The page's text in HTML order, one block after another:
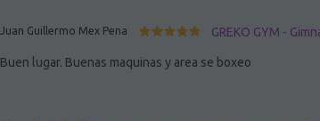
Juan Guillermo Mex Pena GREKO GYM -
Buen lugar. Buenas maquinas y area se boxeo